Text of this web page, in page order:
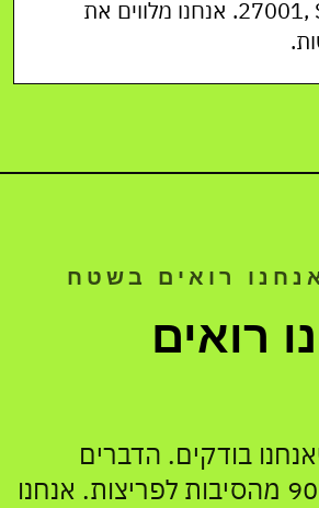
27001, SOC 2, HIPAA. אנחנו מלווים את
רואים
בודקים. הדברים
האלה — הם 90% מהסיבות לפריצות. אנחנו